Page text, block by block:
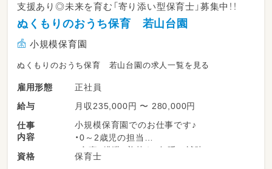
支援あり◎未来を育む「寄り添い型保育士」募集中！！
ぬくもりのおうち保育 若山台園
小規模保育園
ぬくもりのおうち保育 若山台園の求人一覧を見る
雇用形態
正社員
給与
月収235,000円 〜 280,000円
仕事
内容
小規模保育園でのお仕事です♪
・0～2歳児の担当
・食事、排泄、着替え、午睡の補助
・園内の環境整備
資格
保育士